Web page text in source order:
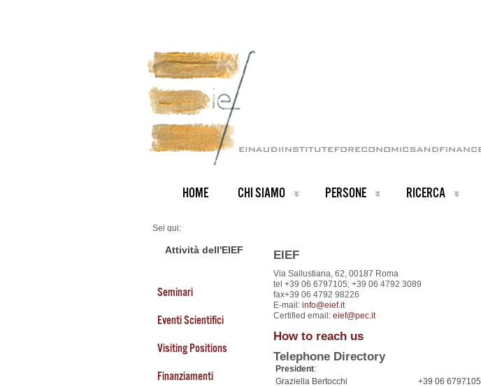
HOME CHI SIAMO PERSONE RICERCA
Sei qui:
CONTATTI
Attività dell'EIEF
Seminari
Eventi Scientifici
Visiting Positions
Finanziamenti
EIEF
Via Sallustiana, 62, 00187 Roma
tel +39 06 6797105; +39 06 4792 3089
fax+39 06 4792 98226
E-mail: info@eief.it
Certified email: eief@pec.it
How to reach us
Telephone Directory
President:
Graziella Bertocchi
+39 06 6797105